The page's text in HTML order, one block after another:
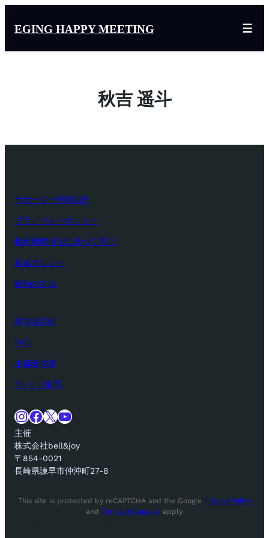
ス
EGING HAPPY MEETING
秋吉 遥斗
サポーター利用規約
プライバシーポリシー
特定商取引法に基づく表記
返金ポリシー
解約の方法
本大会詳細
FAQ
主催者挨拶
Tシャツ販売
InstagramFacebook X YouTube
主催
株式会社bell&joy
〒854-0021
長崎県諫早市仲沖町27-8
This site is protected by reCAPTCHA and the Google Privacy Policy
and Terms of Serviceapply.